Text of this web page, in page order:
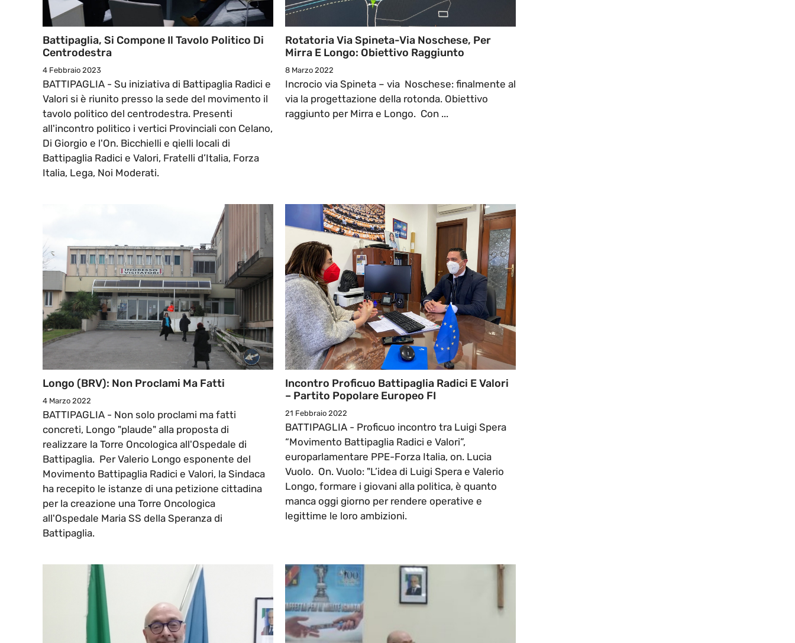
Battipaglia, Si Compone Il Tavolo Politico Di
Centrodestra
4 Febbraio 2023
BATTIPAGLIA - Su iniziativa di Battipaglia Radici e
Valori si è riunito presso la sede del movimento il
tavolo politico del centrodestra. Presenti
all'incontro politico i vertici Provinciali con Celano,
Di Giorgio e l'On. Bicchielli e qielli locali di
Battipaglia Radici e Valori, Fratelli d’Italia, Forza
Italia, Lega, Noi Moderati.
Rotatoria Via Spineta-Via Noschese, Per
Mirra E Longo: Obiettivo Raggiunto
8 Marzo 2022
Incrocio via Spineta – via Noschese: finalmente al
via la progettazione della rotonda. Obiettivo
raggiunto per Mirra e Longo. Con ...
Longo (BRV): Non Proclami Ma Fatti
4 Marzo 2022
BATTIPAGLIA - Non solo proclami ma fatti
concreti, Longo "plaude" alla proposta di
realizzare la Torre Oncologica all'Ospedale di
Battipaglia. Per Valerio Longo esponente del
Movimento Battipaglia Radici e Valori, la Sindaca
ha recepito le istanze di una petizione cittadina
per la creazione una Torre Oncologica
all'Ospedale Maria SS della Speranza di
Battipaglia.
Incontro Proficuo Battipaglia Radici E Valori
– Partito Popolare Europeo FI
21 Febbraio 2022
BATTIPAGLIA - Proficuo incontro tra Luigi Spera
“Movimento Battipaglia Radici e Valori”,
europarlamentare PPE-Forza Italia, on. Lucia
Vuolo. On. Vuolo: "L’idea di Luigi Spera e Valerio
Longo, formare i giovani alla politica, è quanto
manca oggi giorno per rendere operative e
legittime le loro ambizioni.